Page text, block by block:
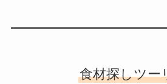
食材探しツー